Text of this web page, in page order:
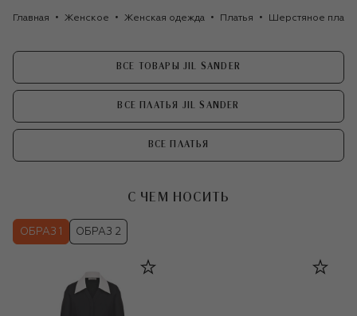
Главная Женское Женская одежда Платья Шерстяное
ВСЕ ТОВАРЫ JIL SANDER
ВСЕ ПЛАТЬЯ JIL SANDER
ВСЕ ПЛАТЬЯ
С ЧЕМ НОСИТЬ
ОБРАЗ 1 ОБРАЗ 2